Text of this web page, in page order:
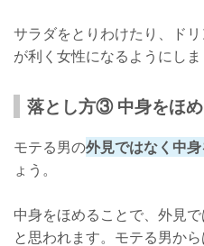
サラダをとりわけたり、ド
が利く女性になるようにしま
落とし方③ 中身をほ
モテる男の外見ではなく中
ょう。
中身をほめることで、外見
と思われます。モテる男か